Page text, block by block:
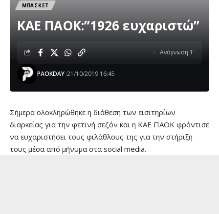
ΜΠΑΣΚΕΤ
ΚΑΕ ΠΑΟΚ:”1926 ευχαριστώ”
PAOKDAY 21/10/2019 16:45
Ανάγνωση 1'
Σήμερα ολοκληρώθηκε η διάθεση των εισιτηρίων
διαρκείας για την φετινή σεζόν και η ΚΑΕ ΠΑΟΚ φρόντισε
να ευχαριστήσει τους φιλάθλους της για την στήριξη
τους μέσα από μήνυμα στα social media.